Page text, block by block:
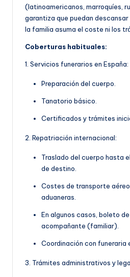
(latinoamericanos, marroquíes,
garantiza que puedan descansar
la familia asuma el coste ni los
Coberturas habituales:
1. Servicios funerarios en España:
Preparación del cuerpo.
Tanatorio básico.
Certificados y trámites
2. Repatriación internacional:
Traslado del cuerpo hasta
de destino.
Costes de transporte
aduaneras.
En algunos casos, boleto
acompañante (familiar).
Coordinación con funeraria
3. Trámites administrativos y